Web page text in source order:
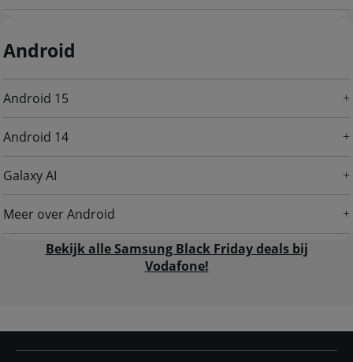
Android
Android 15
Android 14
Galaxy AI
Meer over Android
Bekijk alle Samsung Black Friday deals bij
Vodafone!